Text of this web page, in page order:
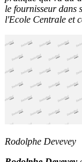
le fournisseur dans
l'Ecole Centrale et
Rodolphe Devevey